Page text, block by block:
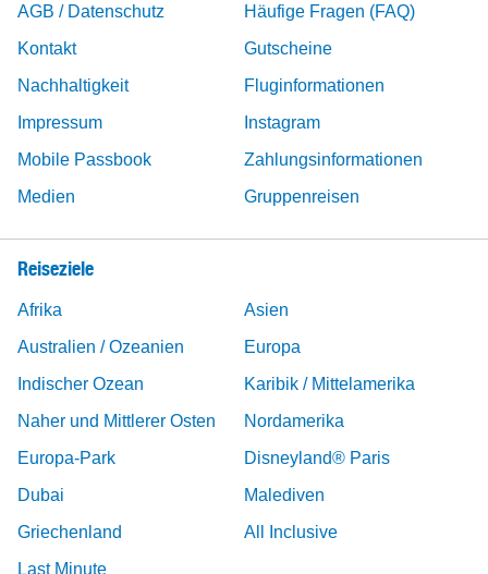
AGB / Datenschutz
Häufige Fragen (FAQ)
Kontakt
Gutscheine
Nachhaltigkeit
Fluginformationen
Impressum
Instagram
Mobile Passbook
Zahlungsinformationen
Medien
Gruppenreisen
Reiseziele
Afrika
Asien
Australien / Ozeanien
Europa
Indischer Ozean
Karibik / Mittelamerika
Naher und Mittlerer Osten
Nordamerika
Europa-Park
Disneyland® Paris
Dubai
Malediven
Griechenland
All Inclusive
Last Minute